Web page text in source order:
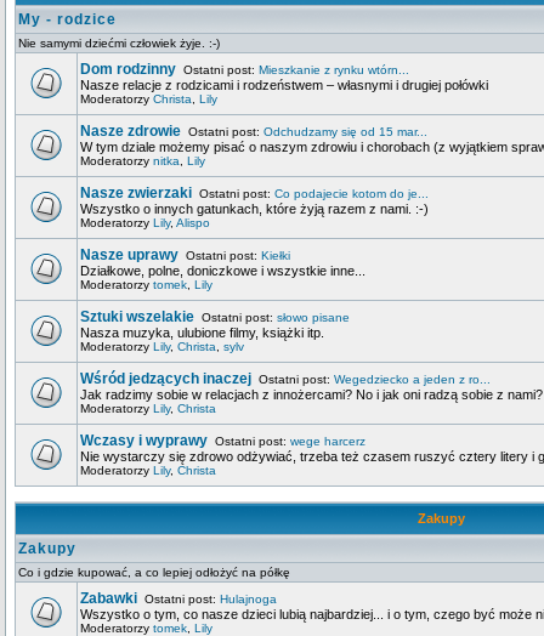
My - rodzice
Nie samymi dziećmi człowiek żyje. :-)
Dom rodzinny Ostatni post: Mieszkanie z rynku wtórn...
Nasze relacje z rodzicami i rodzeństwem – własnymi i drugiej połówki
Moderatorzy Christa Lily
Nasze zdrowie Ostatni post: Odchudzamy się od 15 mar...
W tym dziale możemy pisać o naszym zdrowiu i chorobach (z wyjątkiem
Moderatorzy nitka Lily
Nasze zwierzaki Ostatni post: Co podajecie kotom do je...
Wszystko o innych gatunkach, które żyją razem z nami. :-)
Moderatorzy Lily, Alispo
Nasze uprawy Ostatni post: Kiełki
Działkowe, polne, doniczkowe i wszystkie inne...
Moderatorzy tomek Lily
Sztuki wszelakie Ostatni post: słowo pisane
Nasza muzyka, ulubione filmy, książki itp.
Moderatorzy Lily, Christa sylv
Wśród jedzących inaczej Ostatni post: Wegedziecko a jeden z ro...
Jak radzimy sobie w relacjach z innożercami? No i jak oni radzą sobie z nami?
Moderatorzy Lily, Christa
Wczasy i wyprawy Ostatni post: wege harcerz
Nie wystarczy się zdrowo odżywiać, trzeba też czasem ruszyć cztery litery i
Moderatorzy Lily, Christa
Zakupy
Zakupy
Co i gdzie kupować, a co lepiej odłożyć na półkę
Zabawki Ostatni post: Hulajnoga
Wszystko o tym, co nasze dzieci lubią najbardziej... i o tym, czego być może
Moderatorzy tomek Lily